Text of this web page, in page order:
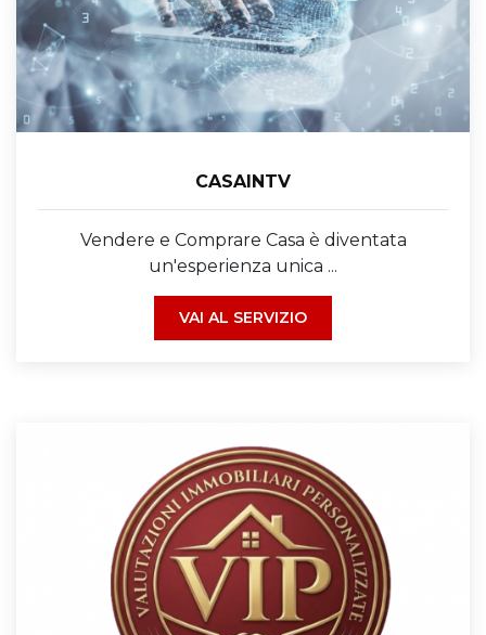
CASAINTV
Vendere e Comprare Casa è diventata
un'esperienza unica ...
VAI AL SERVIZIO